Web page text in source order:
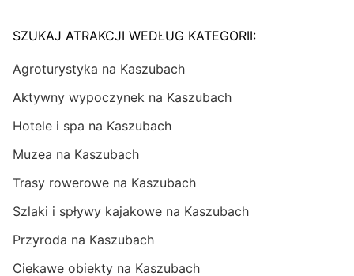
SZUKAJ ATRAKCJI WEDŁUG KATEGORII:
Agroturystyka na Kaszubach
Aktywny wypoczynek na Kaszubach
Hotele i spa na Kaszubach
Muzea na Kaszubach
Trasy rowerowe na Kaszubach
Szlaki i spływy kajakowe na Kaszubach
Przyroda na Kaszubach
Ciekawe obiekty na Kaszubach